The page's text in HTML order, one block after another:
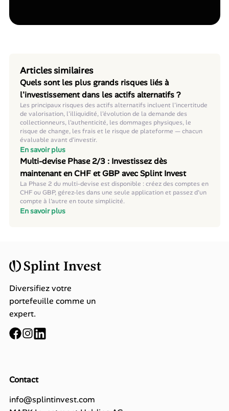
Articles similaires
Quels sont les plus grands risques liés à
l'investissement dans les actifs alternatifs ?
Les principaux risques des actifs alternatifs incluent l'incertitude
de valorisation, l'illiquidité, l'évolution de la demande des
collectionneurs, l'authenticité, les dommages physiques, le
risque de change, les frais et le risque de plateforme — chacun
évaluable avant d'investir.
En savoir plus
Multi-devise Phase 2/3 : Investissez dès
maintenant en CHF et GBP avec Splint Invest
La Phase 2 du multi-devise est disponible : créez des comptes en
CHF ou GBP, gérez-les dans une seule application et passez d’un
compte à l’autre en toute simplicité.
En savoir plus
Diversifiez votre
portefeuille comme un
expert.
Contact
info@splintinvest.com